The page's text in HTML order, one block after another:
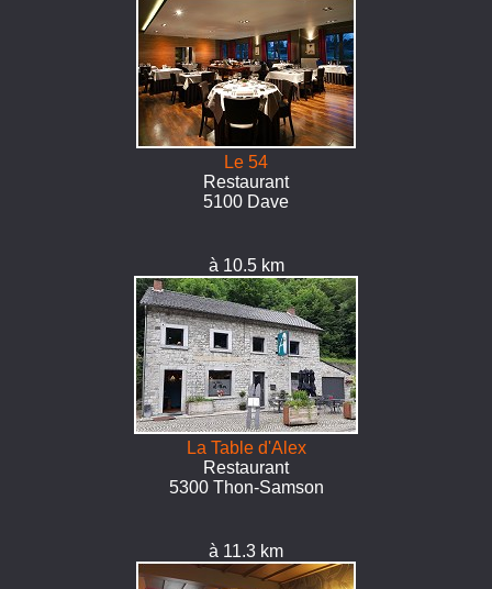
Le 54
Restaurant
5100 Dave
à 10.5 km
La Table d'Alex
Restaurant
5300 Thon-Samson
à 11.3 km